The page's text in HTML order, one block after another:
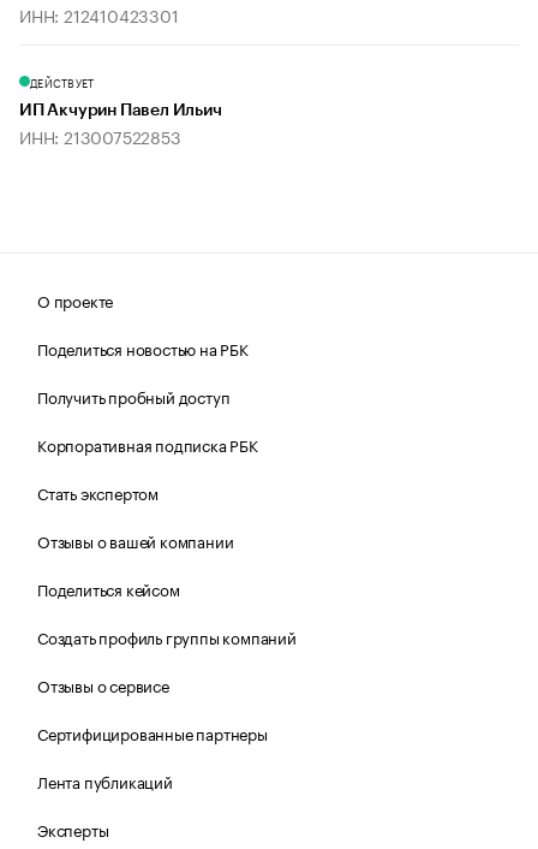
ИНН: 212410423301
ДЕЙСТВУЕТ
ИП Акчурин Павел Ильич
ИНН: 213007522853
О проекте
Поделиться новостью на РБК
Получить пробный доступ
Корпоративная подписка РБК
Стать экспертом
Отзывы о вашей компании
Поделиться кейсом
Создать профиль группы компаний
Отзывы о сервисе
Сертифицированные партнеры
Лента публикаций
Эксперты